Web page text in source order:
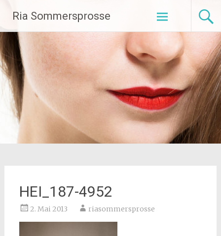
Inhalt
springen
Ria Sommersprosse
HEI_187-4952
2. Mai 2013 riasommersprosse